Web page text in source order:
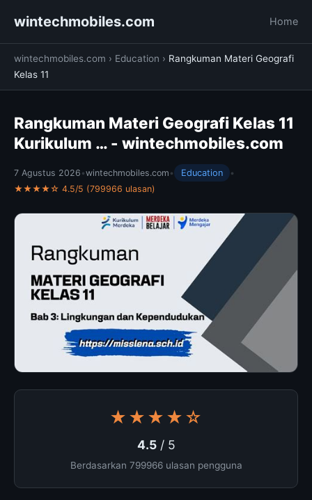
wintechmobiles.com Home
wintechmobiles.com › Education › Rangkuman Materi Geografi
Kelas 11
Rangkuman Materi Geografi Kelas 11
Kurikulum … - wintechmobiles.com
7 Agustus 2026 •wintechmobiles.com • Education
•
★★★★☆ 4.5/5 (799966 ulasan)
★★★★☆
4.5/ 5
Berdasarkan 799966 ulasan pengguna